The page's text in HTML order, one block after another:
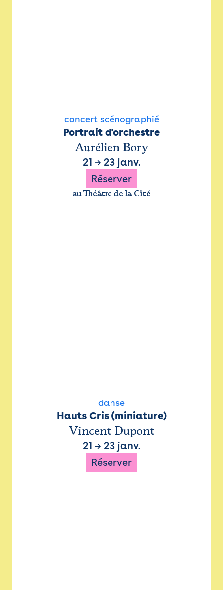
concert scénographié
Portrait d'orchestre
Aurélien Bory
21 → 23 janv.
Réserver
au Théâtre de la Cité
danse
Hauts Cris (miniature)
Vincent Dupont
21 → 23 janv.
Réserver